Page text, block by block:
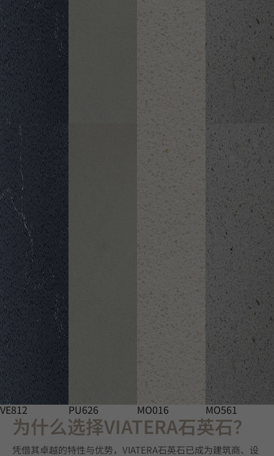
VE812 PU626 MO016 MO561
为什么选择VIATERA石英石？
凭借其卓越的特性与优势，VIATERA石英石已成为建筑商、设